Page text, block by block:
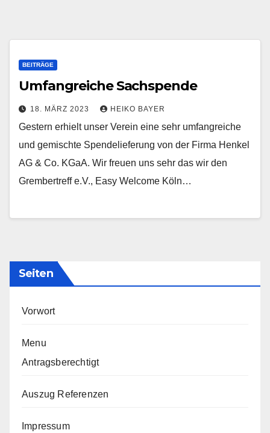
BEITRÄGE
Umfangreiche Sachspende
18. MÄRZ 2023 HEIKO BAYER
Gestern erhielt unser Verein eine sehr umfangreiche
und gemischte Spendelieferung von der Firma Henkel
AG & Co. KGaA. Wir freuen uns sehr das wir den
Grembertreff e.V., Easy Welcome Köln…
Seiten
Vorwort
Menu
Antragsberechtigt
Auszug Referenzen
Impressum